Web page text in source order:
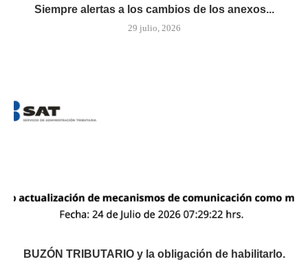
Siempre alertas a los cambios de los anexos...
29 julio, 2026
BUZÓN TRIBUTARIO y la obligación de habilitarlo.